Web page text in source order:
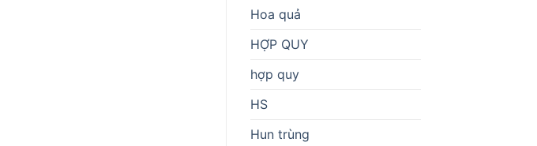
Hoa quả
HỢP QUY
hợp quy
HS
Hun trùng